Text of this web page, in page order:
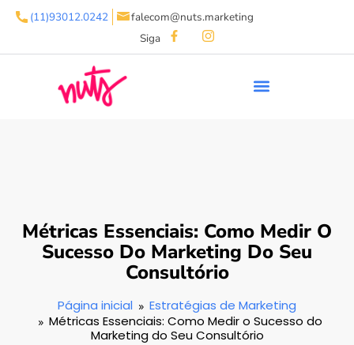
(11)93012.0242
falecom@nuts.marketing
Siga
Métricas Essenciais: Como Medir O
Sucesso Do Marketing Do Seu
Consultório
Página inicial
Estratégias de Marketing
Métricas Essenciais: Como Medir o Sucesso do
Marketing do Seu Consultório